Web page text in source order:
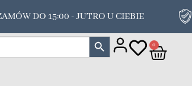
DO 15:00 - JUTRO U CIEBIE
Search Button
0